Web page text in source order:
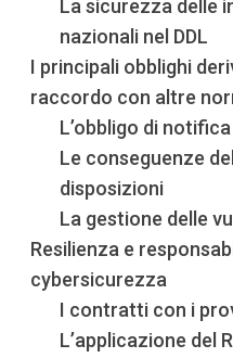
La sicurezza delle
nazionali nel DDL
I principali obblighi
raccordo con altre
L’obbligo di
Le conseguenze
disposizioni
La gestione delle
Resilienza e
cybersicurezza
I contratti con i
L’applicazione del